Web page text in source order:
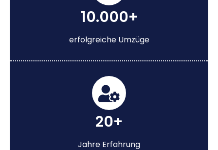
10.000+
erfolgreiche Umzüge
20+
Jahre Erfahrung